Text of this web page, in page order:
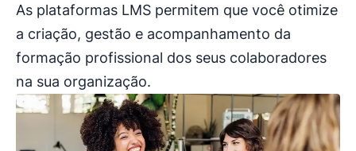
As plataformas LMS permitem que você otimize
a criação, gestão e acompanhamento da
formação profissional dos seus colaboradores
na sua organização.